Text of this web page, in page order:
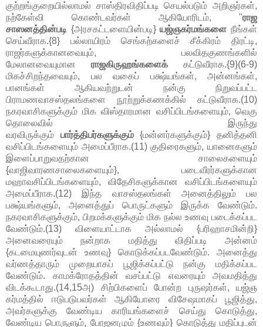
குற்றங்குறையில்லாமல் சாஸ்திரவிதிப்படி செயல்படும் அறிஞர்கள்,
நற்கேள்வி கொண்டவர்கள் ஆகியோரிடம், "ராஜ
சாஸனத்தின்படி {அரசகட்டளையின்படி}யஜ்ஞகர்மங்களை நீங்கள்
செய்வீராக.{8} பல்லாயிரம் செங்கற்களைச் சீக்கிரம் திரட்டி,
ராஜர்களுக்கானவையும், பலவிதகுணங்களில்
மேலானவையுமான ராஜகிருஹங்களைக் கட்டுவீராக.{9}(6-9)
மிகச்சிறந்தவையும், பல வகைப் பக்ஷ்யங்கள், அன்னங்கள்,
பானங்கள் ஆகியவற்றுடன் நன்கு நிறுவப்பட்ட
பிராமணவாசஸ்தலங்களை நூற்றுக்கணக்கில் கட்டுவீராக.(10)
நகரவாசிகளுக்கும் மிக விஸ்தாரமான வசிப்பிடங்களையும், வெகு
தொலைவில் இருந்து
வரவிருக்கும் பார்த்திபர்களுக்கும்{மன்னர்களுக்கும்} தனித்தனி
வசிப்பிடங்களையும் அமைப்பீராக.(11) குதிரைகளும், யானைகளும்
இளைப்பாறுவதற்கான சாலைகளையும்
{வாஜிவாரணசாலைகளையும்}, படைவீரர்களுக்கான
மஹாவசிப்பிடங்களையும், விதேசிகளுக்கான வசிப்பிடங்களையும்
அமைப்பீராக.(12) இந்த வாசஸ்தலங்கள் அனைத்திலும் பல
பக்ஷ்யங்களும், அனைத்துப் பொருட்களும் இருக்க வேண்டும்.
நகரவாசிகளுக்கும், பிறமக்களுக்கும் மிக நல்ல உணவு படைக்கப்பட
வேண்டும்.(13) விளையாட்டாக அல்லாமல் {பரிஹாசமின்றி}
அனைவரையும் நன்றாக மதித்து விதிப்படி அன்னம்
{கடமையுணர்வுடன் உணவு} கொடுக்கப்படவேண்டும். அனைத்து
வர்ணத்தாரும் முறையாகப் பூஜிக்கப்பட்டு நன்கு மதிக்கப்பட
வேண்டும். காமக்ரோதத்தின் வசப்பட்டு எவரையும் அவமதித்து
விடக்கூடாது.(14,15அ) சிற்பிகளைப் போன்ற புருஷர்கள், யஜ்ஞ
கர்மத்தில் ஈடுபடுபவர்கள் ஆகியோரை விசேஷமாகப் பூஜித்து,
அவர்களுக்கு வேண்டிய காரியங்களைச் செய்து கொடுத்து,
வேண்டிய பொருளும், போஜனமும் {உணவும்} கொடுத்து மதிப்புடன்